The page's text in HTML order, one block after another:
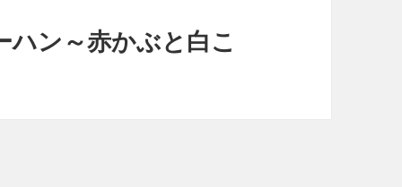
ン～赤かぶと白こ